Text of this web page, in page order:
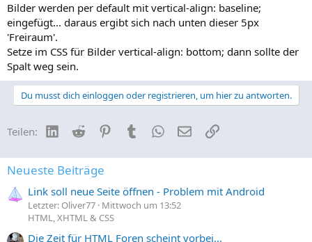
Bilder werden per default mit vertical-align: baseline;
eingefügt... daraus ergibt sich nach unten dieser 5px
'Freiraum'.
Setze im CSS für Bilder vertical-align: bottom; dann sollte der
Spalt weg sein.
Du musst dich einloggen oder registrieren, um hier zu antworten.
Teilen: LinkedIn
Reddit PinterestTumblrWhatsApp
E-MailLink
Neueste Beiträge
Link soll neue Seite öffnen - Problem mit Android
Letzter: Oliver77 Mittwoch um 13:52
HTML, XHTML & CSS
Die Zeit für HTML Foren scheint vorbei...